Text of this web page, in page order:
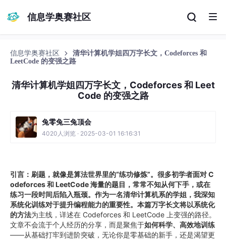
信息学奥赛社区
信息学奥赛社区
清华计算机学姐四万字长文，Codeforces 和
LeetCode 的变强之路
清华计算机学姐四万字长文，Codeforces 和 Leet
Code 的变强之路
兔零兔三兔顶会
4020人浏览 · 2025-03-01 16:16:31
引言：刷题，就像是算法世界里的“练功修炼”。很多初学者面对 C
odeforces 和 LeetCode 海量的题目，常常不知从何下手，或在
练习一段时间后陷入瓶颈。作为一名清华计算机系的学姐，我深知
系统化训练对于提升编程能力的重要性。本篇万字长文将以系统化
的方法为主线，详述在 Codeforces 和 LeetCode 上变强的路径。
文章不会流于个人经历的分享，而是聚焦于如何科学、高效地训练
——从基础打牢到进阶突破，无论你是零基础的新手，还是渴望更